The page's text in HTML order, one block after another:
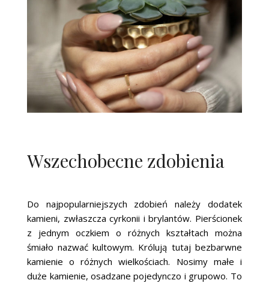
Wszechobecne zdobienia
Do najpopularniejszych zdobień należy dodatek
kamieni, zwłaszcza cyrkonii i brylantów. Pierścionek
z jednym oczkiem o różnych kształtach można
śmiało nazwać kultowym. Królują tutaj bezbarwne
kamienie o różnych wielkościach. Nosimy małe i
duże kamienie, osadzane pojedynczo i grupowo. To